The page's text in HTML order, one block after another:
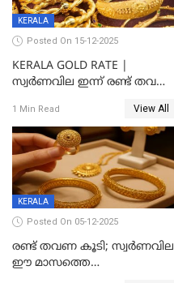
KERALA
Posted On 15-12-2025
KERALA GOLD RATE |
സ്വർണവില ഇന്ന് രണ്ട് തവണ
സർവകാല റെക്കോഡ്
1 Min Read View All
KERALA
Posted On 05-12-2025
രണ്ട് തവണ കൂടി; സ്വർണവില
ഈ മാസത്തെ